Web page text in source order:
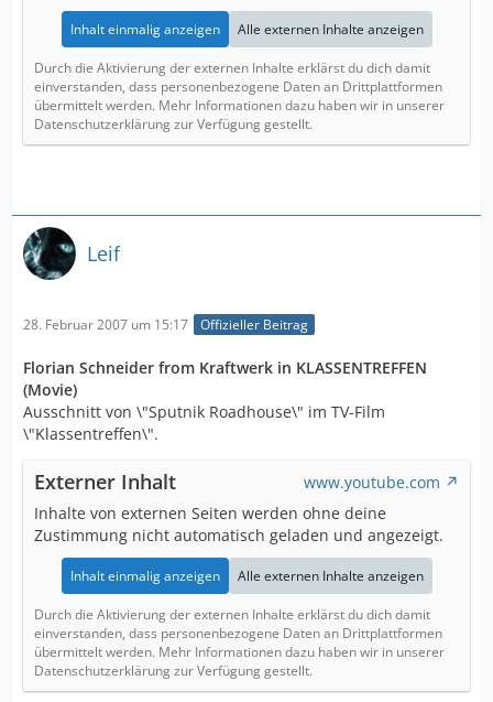
Inhalt einmalig anzeigen Alle externen Inhalte anzeigen
Durch die Aktivierung der externen Inhalte erklärst du dich damit
einverstanden, dass personenbezogene Daten an Drittplattformen
übermittelt werden. Mehr Informationen dazu haben wir in unserer
Datenschutzerklärung zur Verfügung gestellt.
Leif
28. Februar 2007 um 15:17 Offizieller Beitrag
Florian Schneider from Kraftwerk in KLASSENTREFFEN
(Movie)
Ausschnitt von \"Sputnik Roadhouse\" im TV-Film
\"Klassentreffen\".
Externer Inhalt
www.youtube.com
Inhalte von externen Seiten werden ohne deine
Zustimmung nicht automatisch geladen und angezeigt.
Inhalt einmalig anzeigen Alle externen Inhalte anzeigen
Durch die Aktivierung der externen Inhalte erklärst du dich damit
einverstanden, dass personenbezogene Daten an Drittplattformen
übermittelt werden. Mehr Informationen dazu haben wir in unserer
Datenschutzerklärung zur Verfügung gestellt.